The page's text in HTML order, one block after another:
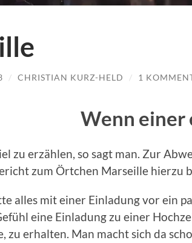
/ CHRISTIAN KURZ-HELD / 1
Wenn einer
zu erzählen, so sagt man. Zur
zum Örtchen Marseille hierzu
alles mit einer Einladung vor ein
eine Einladung zu einer
zu erhalten. Man macht sich da